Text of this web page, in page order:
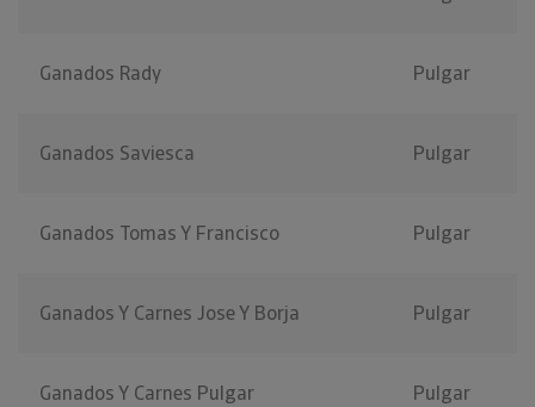
Ganados Rady Pulgar
Ganados Saviesca Pulgar
Ganados Tomas Y Francisco Pulgar
Ganados Y Carnes Jose Y Borja Pulgar
Ganados Y Carnes Pulgar Pulgar